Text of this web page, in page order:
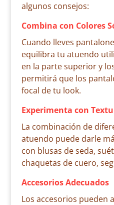
algunos consejos:
Combina con Colores
Cuando lleves
equilibra tu atuendo
en la parte superior y
permitirá que los
focal de tu look.
Experimenta con
La combinación de
atuendo puede darle
con blusas de seda,
chaquetas de cuero,
Accesorios Adecuados
Los accesorios pueden